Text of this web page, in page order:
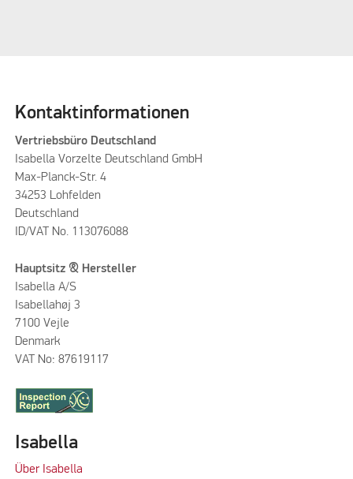
Kontaktinformationen
Vertriebsbüro Deutschland
Isabella Vorzelte Deutschland GmbH
Max-Planck-Str. 4
34253 Lohfelden
Deutschland
ID/VAT No. 113076088
Hauptsitz & Hersteller
Isabella A/S
Isabellahøj 3
7100 Vejle
Denmark
VAT No: 87619117
Isabella
Über Isabella